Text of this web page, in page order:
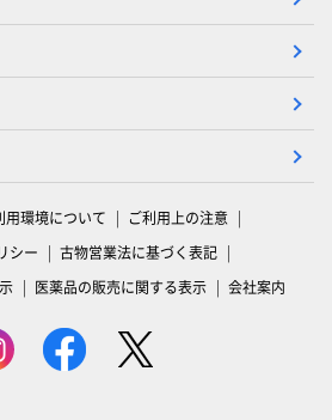
用環境について
ご利用上の注意
シー
古物営業法に基づく表記
医薬品の販売に関する表示 会社案内